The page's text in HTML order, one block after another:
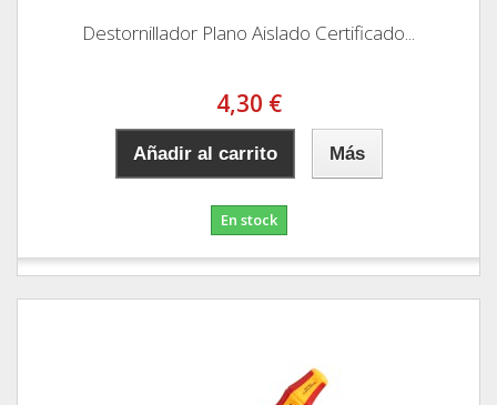
Destornillador Plano Aislado Certificado...
4,30 €
Añadir al carrito Más
En stock